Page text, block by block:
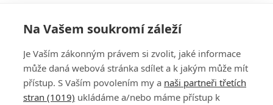
Na Vašem soukromí záleží
Je Vaším zákonným právem si zvolit, jaké informace
může daná webová stránka sdílet a k jakým může mít
přístup. S Vaším povolením my a naši partneři třetích
stran (1019) ukládáme a/nebo máme přístup k